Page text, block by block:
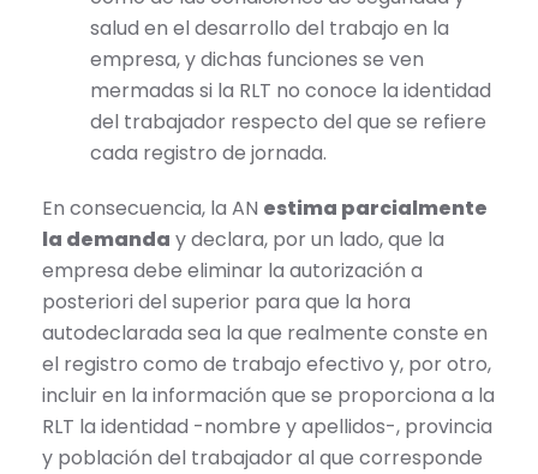
salud en el desarrollo del trabajo en la
empresa, y dichas funciones se ven
mermadas si la RLT no conoce la identidad
del trabajador respecto del que se refiere
cada registro de jornada.
En consecuencia, la AN estima parcialmente
la demanda y declara, por un lado, que la
empresa debe eliminar la autorización a
posteriori del superior para que la hora
autodeclarada sea la que realmente conste en
el registro como de trabajo efectivo y, por otro,
incluir en la información que se proporciona a la
RLT la identidad -nombre y apellidos-, provincia
y población del trabajador al que corresponde